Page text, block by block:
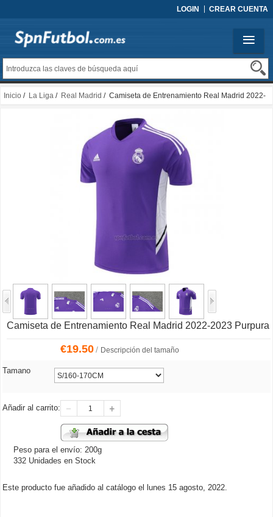
LOGIN CREAR CUENTA
Inicio / La Liga / Real Madrid / Camiseta de Entrenamiento Real Madrid 2022-
Camiseta de Entrenamiento Real Madrid 2022-2023 Purpura
€19.50/ Descripción del tamaño
Tamano
Añadir al carrito:
Peso para el envío: 200g
332 Unidades en Stock
Este producto fue añadido al catálogo el lunes 15 agosto, 2022.